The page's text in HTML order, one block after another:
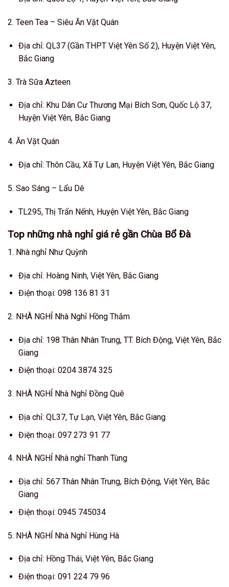
2. Teen Tea – Siêu Ăn Vặt Quán
Địa chỉ: QL37 (Gần THPT Việt Yên Số 2), Huyện Việt Yên,
Bắc Giang
3. Trà Sữa Azteen
Địa chỉ: Khu Dân Cư Thương Mại Bích Sơn, Quốc Lộ 37,
Huyện Việt Yên, Bắc Giang
4. Ăn Vặt Quán
Địa chỉ: Thôn Cầu, Xã Tự Lan, Huyện Việt Yên, Bắc Giang
5. Sao Sáng – Lẩu Dê
TL295, Thị Trấn Nếnh, Huyện Việt Yên, Bắc Giang
Top những nhà nghỉ giá rẻ gần Chùa Bổ Đà
1. Nhà nghỉ Như Quỳnh
Địa chỉ: Hoàng Ninh, Việt Yên, Bắc Giang
Điện thoại: 098 136 81 31
2. NHÀ NGHỈ Nhà Nghỉ Hồng Thắm
Địa chỉ: 198 Thân Nhân Trung, TT. Bích Động, Việt Yên, Bắc
Giang
Điện thoại: 0204 3874 325
3. NHÀ NGHỈ Nhà Nghỉ Đồng Quê
Địa chỉ: QL37, Tự Lạn, Việt Yên, Bắc Giang
Điện thoại: 097 273 91 77
4. NHÀ NGHỈ Nhà nghỉ Thanh Tùng
Địa chỉ: 567 Thân Nhân Trung, Bích Động, Việt Yên, Bắc
Giang
Điện thoại: 0945 745034
5. NHÀ NGHỈ Nhà Nghỉ Hùng Hà
Địa chỉ: Hồng Thái, Việt Yên, Bắc Giang
Điện thoại: 091 224 79 96